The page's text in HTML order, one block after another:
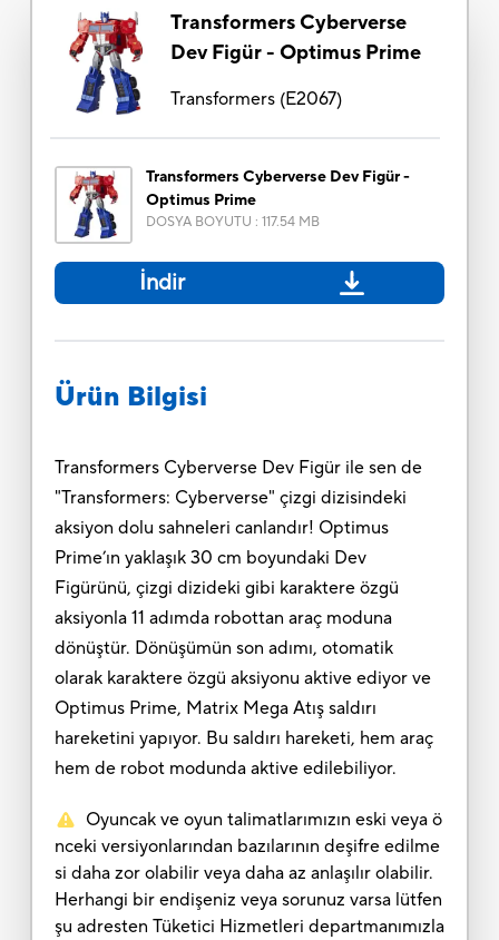
Transformers Cyberverse
Dev Figür - Optimus Prime
Transformers(E2067)
Transformers Cyberverse Dev Figür -
Optimus Prime
DOSYA BOYUTU : 117.54 MB
İndir
Ürün Bilgisi
Transformers Cyberverse Dev Figür ile sen de
"Transformers: Cyberverse" çizgi dizisindeki
aksiyon dolu sahneleri canlandır! Optimus
Prime’ın yaklaşık 30 cm boyundaki Dev
Figürünü, çizgi dizideki gibi karaktere özgü
aksiyonla 11 adımda robottan araç moduna
dönüştür. Dönüşümün son adımı, otomatik
olarak karaktere özgü aksiyonu aktive ediyor ve
Optimus Prime, Matrix Mega Atış saldırı
hareketini yapıyor. Bu saldırı hareketi, hem araç
hem de robot modunda aktive edilebiliyor.
Oyuncak ve oyun talimatlarımızın eski veya ö
nceki versiyonlarından bazılarının deşifre edilme
si daha zor olabilir veya daha az anlaşılır olabilir.
Herhangi bir endişeniz veya sorunuz varsa lütfen
şu adresten Tüketici Hizmetleri departmanımızla